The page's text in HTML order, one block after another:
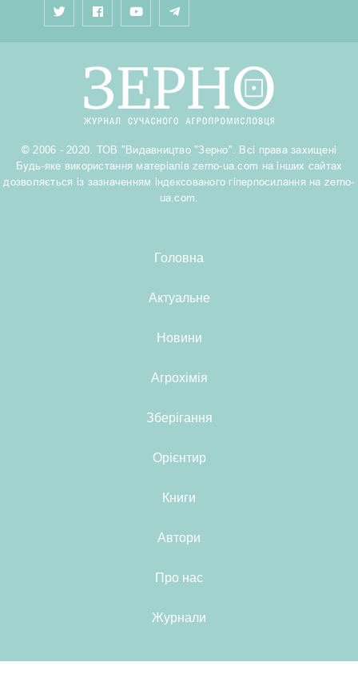
© 2006 - 2020. ТОВ "Видавництво "Зерно". Всі права захищені
Будь-яке використання матеріалів zerno-ua.com на інших сайтах
дозволяється із зазначенням індексованого гіперпосилання на zerno-
ua.com.
Головна
Актуальне
Новини
Агрохімія
Зберігання
Орієнтир
Книги
Автори
Про нас
Журнали